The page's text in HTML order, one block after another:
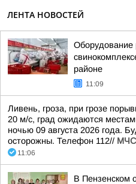
ЛЕНТА НОВОСТЕЙ
Оборудование
районе
11:09
Ливень, гроза, при грозе
20 м/с, град ожидаются
ночью 09 августа 2026 года.
осторожны. Телефон 112// МЧС
11:06
В Пензенском